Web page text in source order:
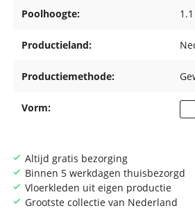
Altijd gratis bezorging
Binnen 5 werkdagen thuisbezorgd
Vloerkleden uit eigen productie
Grootste collectie van Nederland
Poolhoogte:
Productieland:
Productiemethode:
Vorm: